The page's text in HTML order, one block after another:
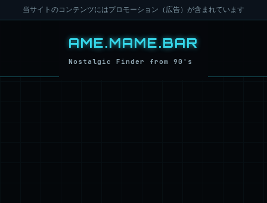
当サイトのコンテンツにはプロモーション（広告）が含まれています